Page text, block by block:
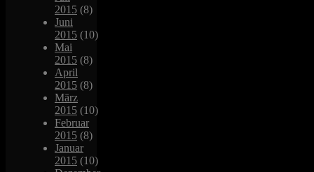
2015 (8)
Juni
2015 (10)
Mai
2015 (8)
April
2015 (8)
März
2015 (10)
Februar
2015 (8)
Januar
2015 (10)